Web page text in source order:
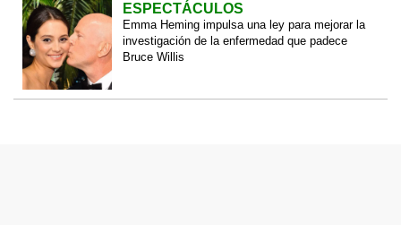
ESPECTÁCULOS
Emma Heming impulsa una ley para mejorar la
investigación de la enfermedad que padece
Bruce Willis